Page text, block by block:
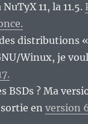
11, la 11.5.
distributions
Winux, je
BSDs ? Ma
sortie enversion